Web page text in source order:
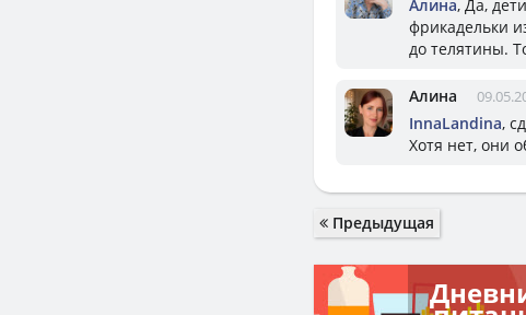
Алина, Да,
фрикадельки
до телятины.
Алина
InnaLandina,
Хотя нет, они
Предыдущая